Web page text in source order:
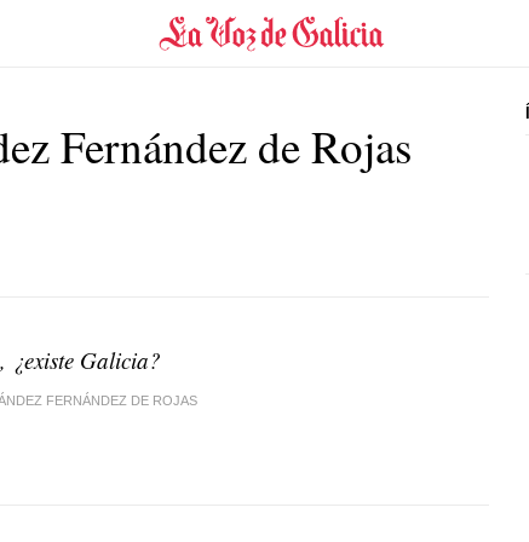
Fernández de Rojas
¿existe Galicia?
FERNÁNDEZ DE ROJAS